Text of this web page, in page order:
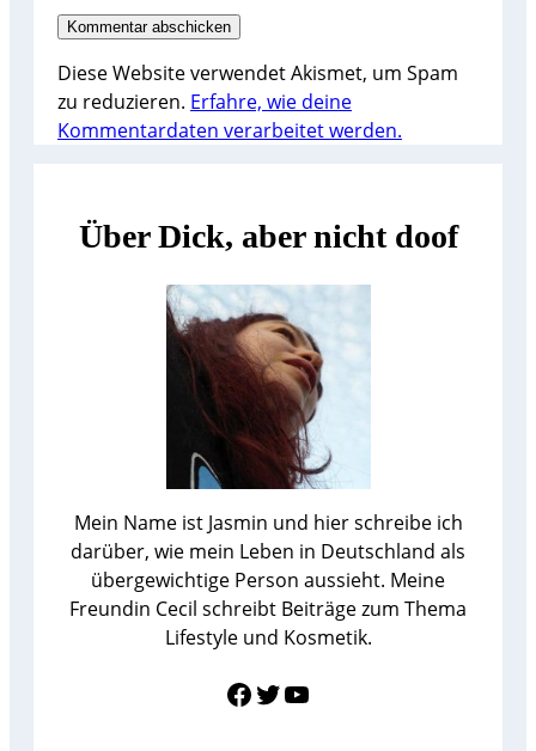
Diese Website verwendet Akismet, um Spam
zu reduzieren. Erfahre, wie deine
Kommentardaten verarbeitet werden.
Über Dick, aber nicht doof
Mein Name ist Jasmin und hier schreibe ich
darüber, wie mein Leben in Deutschland als
übergewichtige Person aussieht. Meine
Freundin Cecil schreibt Beiträge zum Thema
Lifestyle und Kosmetik.
Link zu Facebook Twitter YouTube